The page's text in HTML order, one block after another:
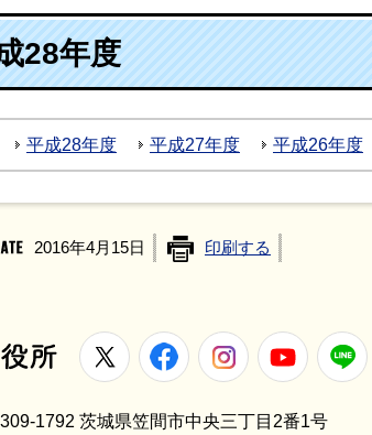
28年度
平成28年度 平成27年度 平成26年度
2016年4月15日 印刷する
笠間市役所
X FacebookInstagramYoutube
1792 茨城県笠間市中央三丁目2番1号